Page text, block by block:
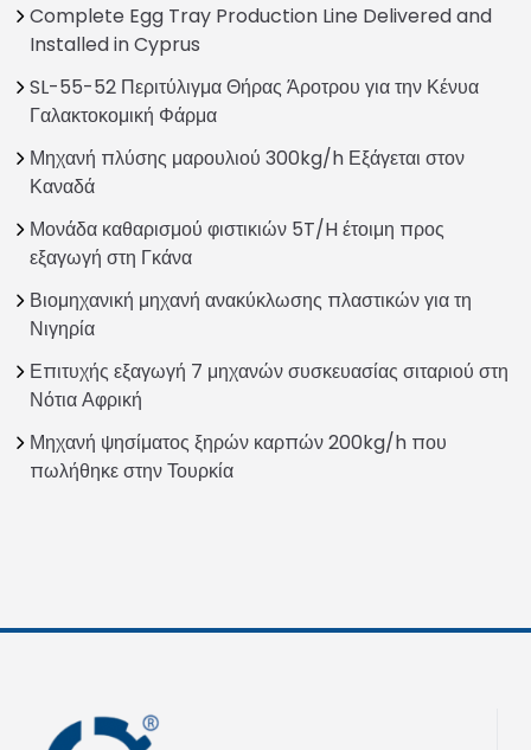
Complete Egg Tray Production Line Delivered and
Installed in Cyprus
SL-55-52 Περιτύλιγμα Θήρας Άροτρου για την Κένυα
Γαλακτοκομική Φάρμα
Μηχανή πλύσης μαρουλιού 300kg/h Εξάγεται στον
Καναδά
Μονάδα καθαρισμού φιστικιών 5T/H έτοιμη προς
εξαγωγή στη Γκάνα
Βιομηχανική μηχανή ανακύκλωσης πλαστικών για τη
Νιγηρία
Επιτυχής εξαγωγή 7 μηχανών συσκευασίας σιταριού στη
Νότια Αφρική
Μηχανή ψησίματος ξηρών καρπών 200kg/h που
πωλήθηκε στην Τουρκία